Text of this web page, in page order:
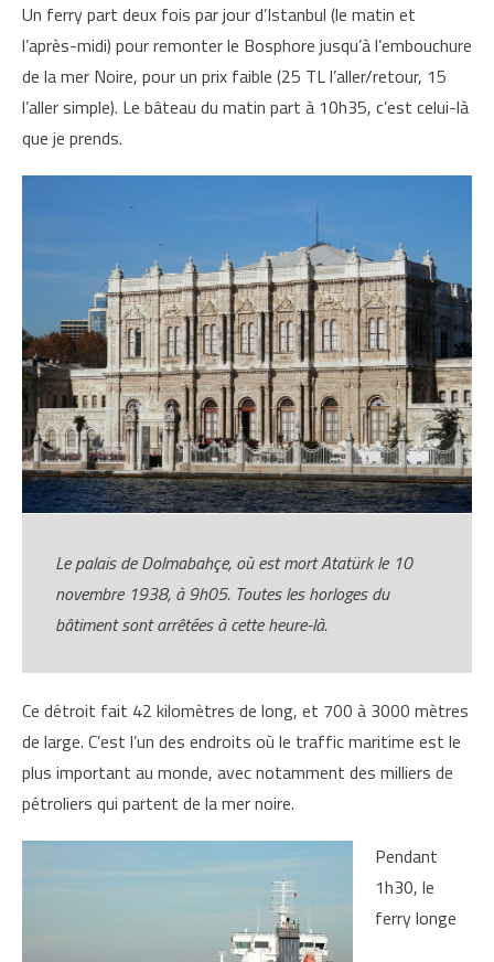
Un ferry part deux fois par jour d’Istanbul (le matin et
l’après-midi) pour remonter le Bosphore jusqu’à l’embouchure
de la mer Noire, pour un prix faible (25 TL l’aller/retour, 15
l’aller simple). Le bâteau du matin part à 10h35, c’est celui-là
que je prends.
Le palais de Dolmabahçe, où est mort Atatürk le 10
novembre 1938, à 9h05. Toutes les horloges du
bâtiment sont arrêtées à cette heure-là.
Ce détroit fait 42 kilomètres de long, et 700 à 3000 mètres
de large. C’est l’un des endroits où le traffic maritime est le
plus important au monde, avec notamment des milliers de
pétroliers qui partent de la mer noire.
Pendant
1h30, le
ferry longe